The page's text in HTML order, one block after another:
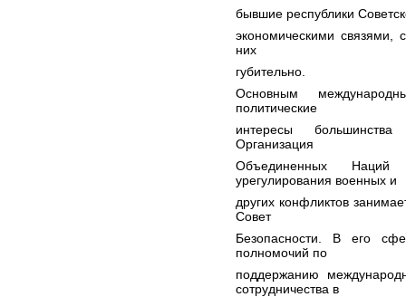
бывшие республики
экономическими связями,
них
губительно.
Основным
политические
интересы
Организация
Объединенных Наций
урегулирования военных и
других конфликтов
Совет
Безопасности. В его
полномочий по
поддержанию
сотрудничества в